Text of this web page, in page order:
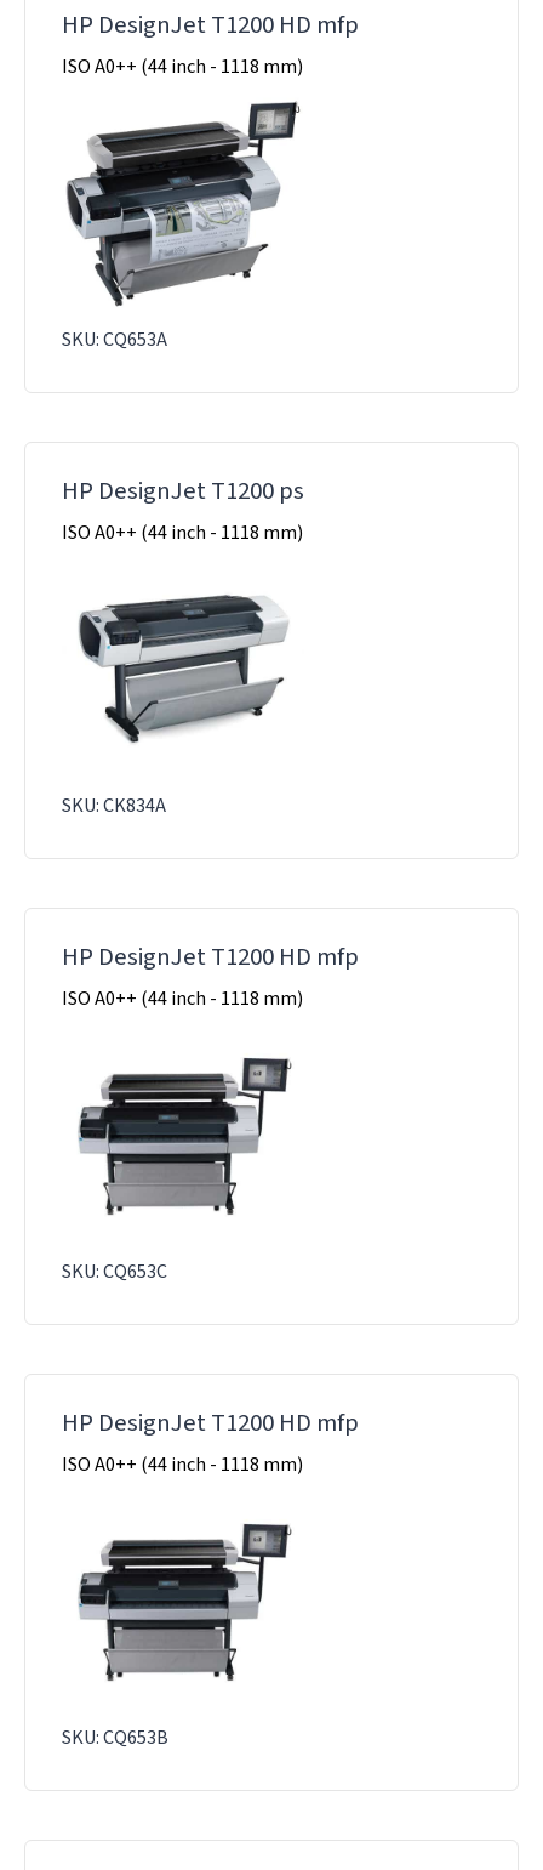
HP DesignJet T1200 HD mfp
ISO A0++ (44 inch - 1118 mm)
SKU: CQ653A
HP DesignJet T1200 ps
ISO A0++ (44 inch - 1118 mm)
SKU: CK834A
HP DesignJet T1200 HD mfp
ISO A0++ (44 inch - 1118 mm)
SKU: CQ653C
HP DesignJet T1200 HD mfp
ISO A0++ (44 inch - 1118 mm)
SKU: CQ653B